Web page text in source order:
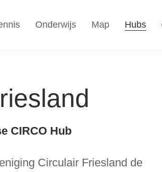
CIRCO Hub
Circulair Friesland de
Onderwijs Map Hubs